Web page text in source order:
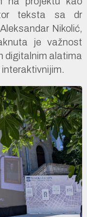
teksta sa dr
Nikolić,
je važnost
digitalnim alatima
interaktivnijim.